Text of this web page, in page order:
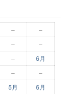
–
–
– –
–
6月
– –
5月
6月